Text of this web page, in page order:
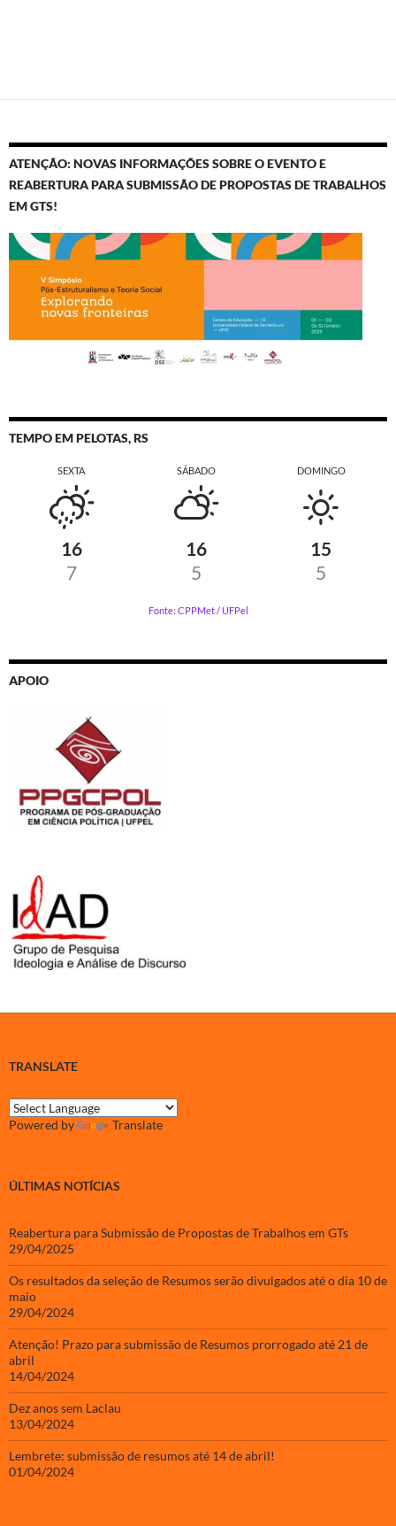
ATENÇÃO: NOVAS INFORMAÇÕES SOBRE O EVENTO E
REABERTURA PARA SUBMISSÃO DE PROPOSTAS DE TRABALHOS
EM GTS!
TEMPO EM PELOTAS, RS
SEXTA
16
7
SÁBADO
16
5
DOMINGO
15
5
Fonte: CPPMet / UFPel
APOIO
TRANSLATE
Powered by Translate
ÚLTIMAS NOTÍCIAS
Reabertura para Submissão de Propostas de Trabalhos em GTs
29/04/2025
Os resultados da seleção de Resumos serão divulgados até o dia 10 de
maio
29/04/2024
Atenção! Prazo para submissão de Resumos prorrogado até 21 de
abril
14/04/2024
Dez anos sem Laclau
13/04/2024
Lembrete: submissão de resumos até 14 de abril!
01/04/2024